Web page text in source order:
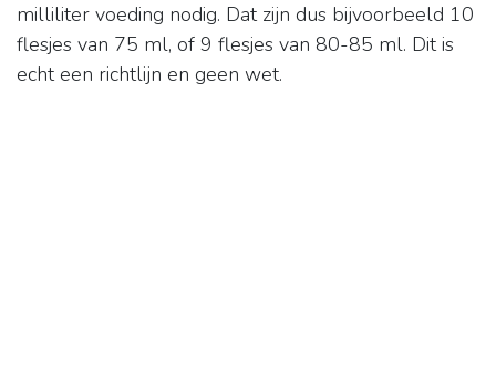
milliliter voeding nodig. Dat zijn dus bijvoorbeeld 10
flesjes van 75 ml, of 9 flesjes van 80-85 ml. Dit is
echt een richtlijn en geen wet.